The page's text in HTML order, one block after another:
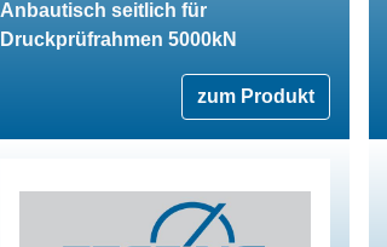
Anbautisch seitlich für
Druckprüfrahmen 5000kN
zum Produkt